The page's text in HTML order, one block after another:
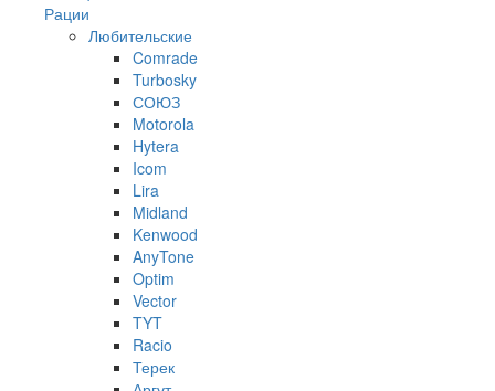
Рации
Любительские
Comrade
Turbosky
СОЮЗ
Motorola
Hytera
Icom
Lira
Midland
Kenwood
AnyTone
Optim
Vector
TYT
Racio
Терек